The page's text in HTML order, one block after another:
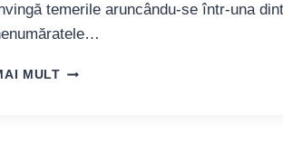
temerile aruncându-se într-una
MULTÎNVĂȚÂND